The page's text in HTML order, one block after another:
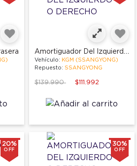
Amortiguador Del Izquierdo O Derecho
Vehículo: KGM (SSANGYONG)
Repuesto: SSANGYONG
Price reduced from
$139.990to $111.992
20%
OFF
30%
OFF